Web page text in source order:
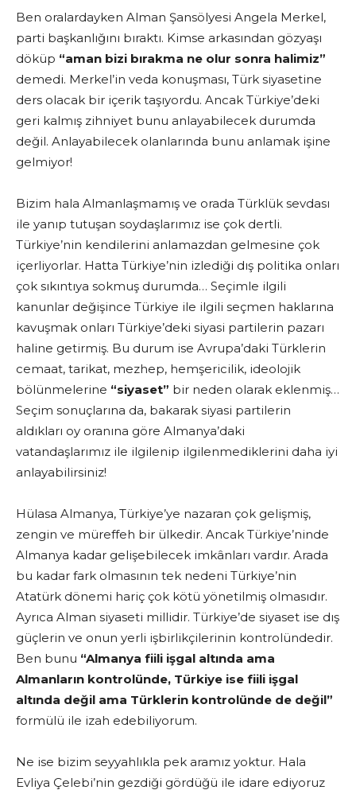
Ben oralardayken Alman Şansölyesi Angela Merkel,
parti başkanlığını bıraktı. Kimse arkasından gözyaşı
döküp “aman bizi bırakma ne olur sonra halimiz”
demedi. Merkel’in veda konuşması, Türk siyasetine
ders olacak bir içerik taşıyordu. Ancak Türkiye’deki
geri kalmış zihniyet bunu anlayabilecek durumda
değil. Anlayabilecek olanlarında bunu anlamak işine
gelmiyor!
Bizim hala Almanlaşmamış ve orada Türklük sevdası
ile yanıp tutuşan soydaşlarımız ise çok dertli.
Türkiye’nin kendilerini anlamazdan gelmesine çok
içerliyorlar. Hatta Türkiye’nin izlediği dış politika onları
çok sıkıntıya sokmuş durumda… Seçimle ilgili
kanunlar değişince Türkiye ile ilgili seçmen haklarına
kavuşmak onları Türkiye’deki siyasi partilerin pazarı
haline getirmiş. Bu durum ise Avrupa’daki Türklerin
cemaat, tarikat, mezhep, hemşericilik, ideolojik
bölünmelerine “siyaset” bir neden olarak eklenmiş…
Seçim sonuçlarına da, bakarak siyasi partilerin
aldıkları oy oranına göre Almanya’daki
vatandaşlarımız ile ilgilenip ilgilenmediklerini daha iyi
anlayabilirsiniz!
Hülasa Almanya, Türkiye’ye nazaran çok gelişmiş,
zengin ve müreffeh bir ülkedir. Ancak Türkiye’ninde
Almanya kadar gelişebilecek imkânları vardır. Arada
bu kadar fark olmasının tek nedeni Türkiye’nin
Atatürk dönemi hariç çok kötü yönetilmiş olmasıdır.
Ayrıca Alman siyaseti millidir. Türkiye’de siyaset ise dış
güçlerin ve onun yerli işbirlikçilerinin kontrolündedir.
Ben bunu “Almanya fiili işgal altında ama
Almanların kontrolünde, Türkiye ise fiili işgal
altında değil ama Türklerin kontrolünde de değil”
formülü ile izah edebiliyorum.
Ne ise bizim seyyahlıkla pek aramız yoktur. Hala
Evliya Çelebi’nin gezdiği gördüğü ile idare ediyoruz